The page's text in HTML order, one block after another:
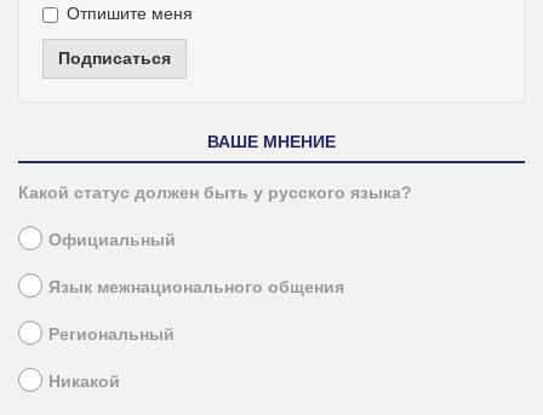
Отпишите меня
Подписаться
ВАШЕ МНЕНИЕ
Какой статус должен быть у русского языка?
Официальный
Язык межнационального общения
Региональный
Никакой